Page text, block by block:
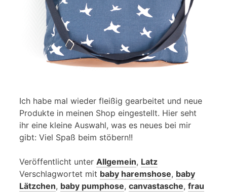
Ich habe mal wieder fleißig gearbeitet und neue
Produkte in meinen Shop eingestellt. Hier seht
ihr eine kleine Auswahl, was es neues bei mir
gibt: Viel Spaß beim stöbern!!
Veröffentlicht unter Allgemein, Latz
Verschlagwortet mit baby haremshose, baby
Lätzchen, baby pumphose, canvastasche, frau